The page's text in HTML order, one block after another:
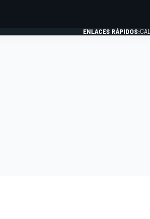
ENLACES RÁPIDOS: